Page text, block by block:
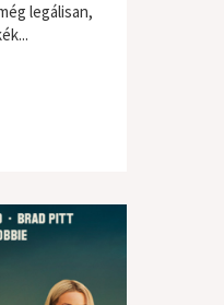
legálisan,